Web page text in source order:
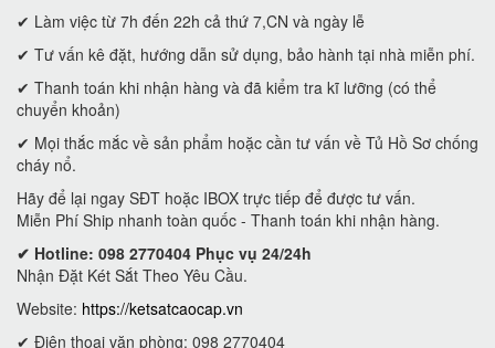
✔ Làm việc từ 7h đến 22h cả thứ 7,CN và ngày lễ
✔ Tư vấn kê đặt, hướng dẫn sử dụng, bảo hành tại nhà miễn phí.
✔ Thanh toán khi nhận hàng và đã kiểm tra kĩ lưỡng (có thể
chuyển khoản)
✔ Mọi thắc mắc về sản phẩm hoặc cần tư vấn về Tủ Hồ Sơ chống
cháy nổ.
Hãy để lại ngay SĐT hoặc IBOX trực tiếp để được tư vấn.
Miễn Phí Ship nhanh toàn quốc - Thanh toán khi nhận hàng.
✔ Hotline: 098 2770404 Phục vụ 24/24h
Nhận Đặt Két Sắt Theo Yêu Cầu.
Website: https://ketsatcaocap.vn
✔ Điện thoại văn phòng: 098 2770404